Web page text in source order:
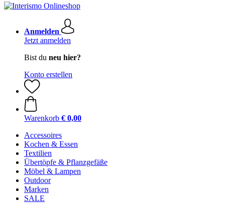
Anmelden
Jetzt anmelden
Bist du neu hier?
Konto erstellen
Warenkorb € 0,00
Accessoires
Kochen & Essen
Textilien
Übertöpfe & Pflanzgefäße
Möbel & Lampen
Outdoor
Marken
SALE